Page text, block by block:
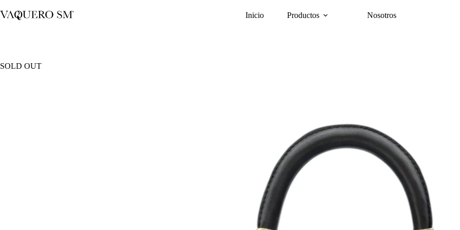
al
contenido
Inicio Productos Nosotros
SOLD OUT